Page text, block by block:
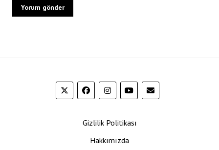
Gizlilik Politikası
Hakkımızda